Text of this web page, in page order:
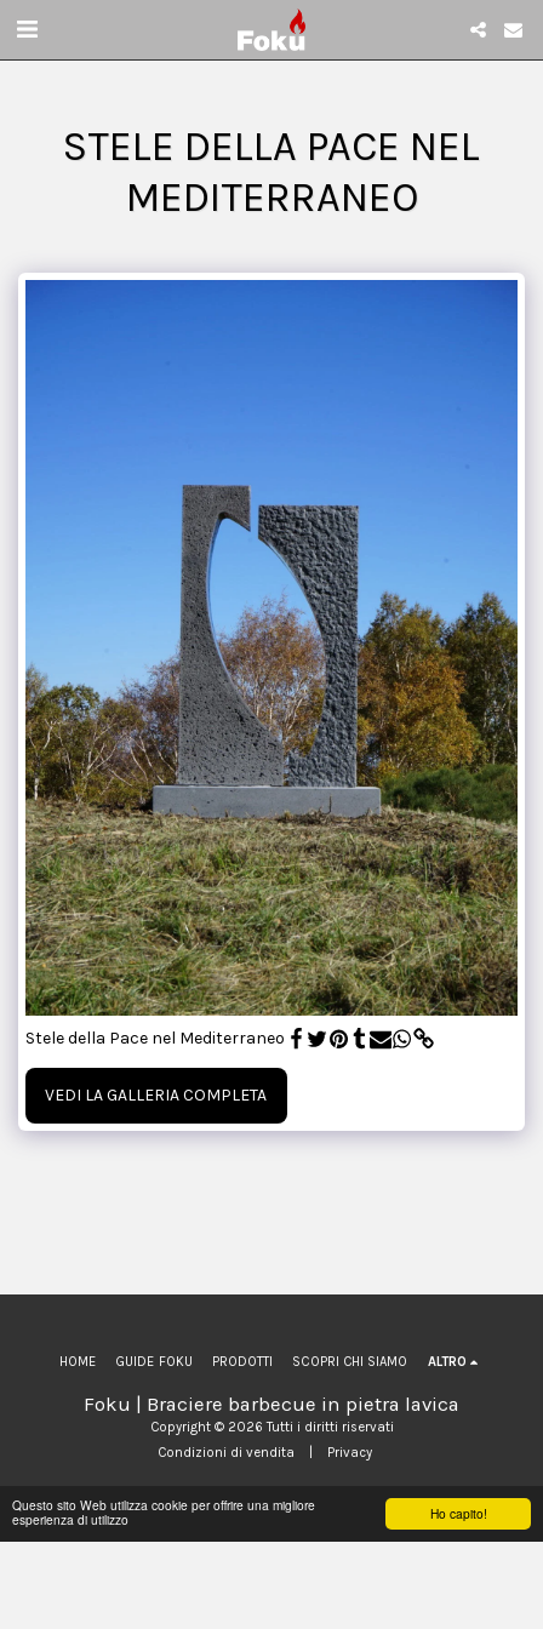
Ho capito!
Questo sito Web utilizza cookie per offrire una migliore
esperienza di utilizzo
STELE DELLA PACE NEL
MEDITERRANEO
Stele della Pace nel Mediterraneo
VEDI LA GALLERIA COMPLETA
Foku | Braciere barbecue in pietra lavica
Copyright © 2026 Tutti i diritti riservati
Condizioni di vendita
Privacy
HOME GUIDE FOKU PRODOTTI SCOPRI CHI SIAMO ALTRO
ISCRIVITI